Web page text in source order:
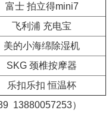
富士 拍立得mini7
飞利浦 充电宝
美的小海绵除湿机
SKG 颈椎按摩器
乐扣乐扣 恒温杯
13880057253）